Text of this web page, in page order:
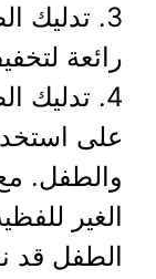
3. تدليك
رائعة
4. تدليك
على
والطفل.
الغير
الطفل قد